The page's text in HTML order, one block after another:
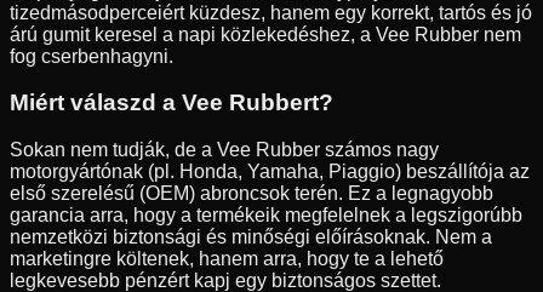
tizedmásodperceiért küzdesz, hanem egy korrekt, tartós és jó
árú gumit keresel a napi közlekedéshez, a Vee Rubber nem
fog cserbenhagyni.
Miért válaszd a Vee Rubbert?
Sokan nem tudják, de a Vee Rubber számos nagy
motorgyártónak (pl. Honda, Yamaha, Piaggio) beszállítója az
első szerelésű (OEM) abroncsok terén. Ez a legnagyobb
garancia arra, hogy a termékeik megfelelnek a legszigorúbb
nemzetközi biztonsági és minőségi előírásoknak. Nem a
marketingre költenek, hanem arra, hogy te a lehető
legkevesebb pénzért kapj egy biztonságos szettet.